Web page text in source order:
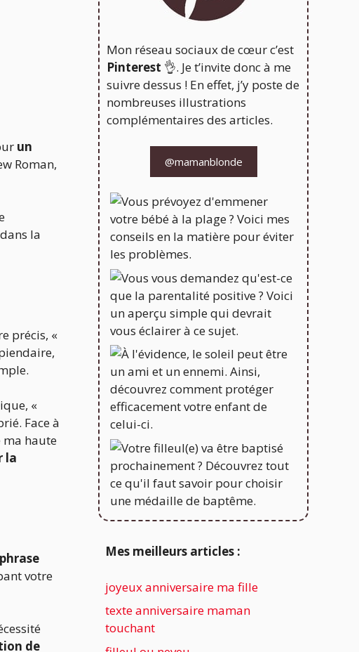
un
Roman,
la
précis, «
«
Face à
ma haute
la
votre
de
Mon réseau sociaux de cœur c’est
Pinterest 👌. Je t’invite donc à me
suivre dessus ! En effet, j’y poste de
nombreuses illustrations
complémentaires des articles.
@mamanblonde
Mes meilleurs articles :
joyeux anniversaire ma fille
texte anniversaire maman
touchant